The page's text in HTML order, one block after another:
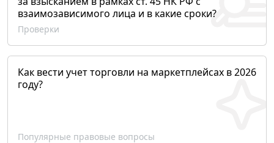
взаимозависимого лица и в какие сроки?
Проверки
Как вести учет торговли на маркетплейсах в 2026
году?
Популярные правовые вопросы